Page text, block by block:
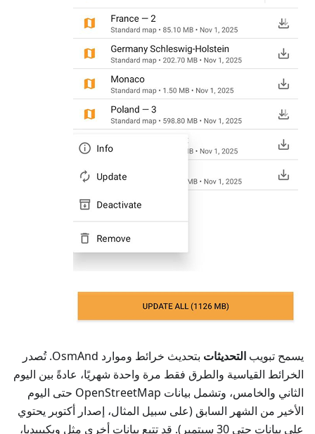
يسمح تبويب التحديثات
بتحديث خرائط وموارد OsmAnd. تُصدر
الخرائط القياسية والطرق فقط مرة واحدة شهريًا، عادةً بين اليوم
الثاني والخامس، وتشمل بيانات OpenStreetMap حتى اليوم
الأخير من الشهر السابق (على سبيل المثال، إصدار أكتوبر يحتوي
على بيانات حتى 30 سبتمبر). قد تتبع بيانات أخرى مثل ويكيبيديا،